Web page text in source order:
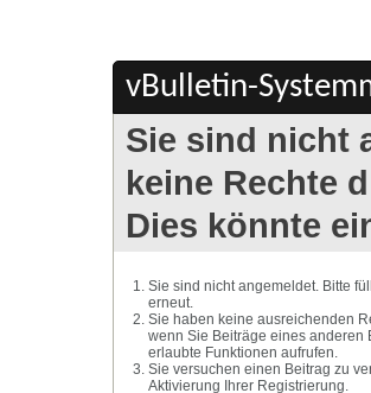
vBulletin-
Sie sind nicht
keine Rechte
Dies könnte
Sie sind nicht angemeldet. Bitte
erneut.
Sie haben keine ausreichenden
wenn Sie Beiträge eines anderen
erlaubte Funktionen aufrufen.
Sie versuchen einen Beitrag zu
Aktivierung Ihrer Registrierung.